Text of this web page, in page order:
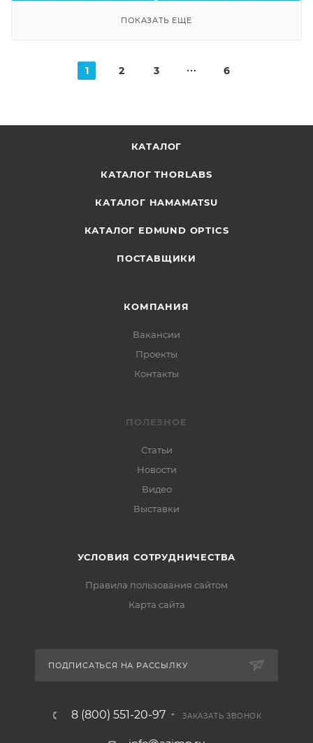
ПОКАЗАТЬ ЕЩЕ
1 2 3 6
КАТАЛОГ
КАТАЛОГ THORLABS
КАТАЛОГ HAMAMATSU
КАТАЛОГ EDMUND OPTICS
ПОСТАВЩИКИ
КОМПАНИЯ
Вакансии
Проекты
Контакты
ПОЛЕЗНОЕ
Статьи
Новости
Видео
Выставки
УСЛОВИЯ СОТРУДНИЧЕСТВА
Правила пользования сайтом
Карта сайта
ПОДПИСАТЬСЯ НА РАССЫЛКУ
8 (800) 551-20-97 ЗАКАЗАТЬ ЗВОНОК